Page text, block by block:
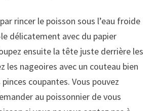
rincer le poisson sous l’eau froide
délicatement avec du papier
ensuite la tête juste derrière les
les nageoires avec un couteau bien
coupantes. Vous pouvez
au poissonnier de vous